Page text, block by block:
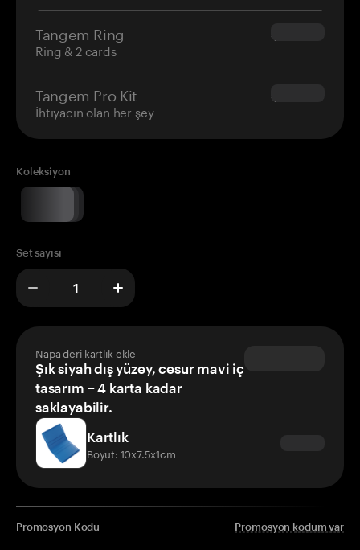
Tangem Ring
Ring & 2 cards
$160.00
Tangem Pro Kit
İhtiyacın olan her şey
$180.00
Koleksiyon
Set sayısı
Napa deri kartlık ekle
Şık siyah dış yüzey, cesur mavi iç
tasarım – 4 karta kadar
saklayabilir.
Kartlık
Boyut: 10x7.5x1cm
Promosyon Kodu Promosyon kodum var